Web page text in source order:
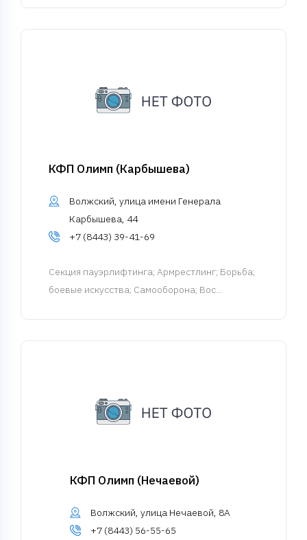
КФП Олимп (Карбышева)
Волжский, улица имени Генерала
Карбышева, 44
+7 (8443) 39-41-69
Cекция пауэрлифтинга; Армрестлинг; Борьба;
боевые искусства; Самооборона; Вос...
КФП Олимп (Нечаевой)
Волжский, улица Нечаевой, 8А
+7 (8443) 56-55-65